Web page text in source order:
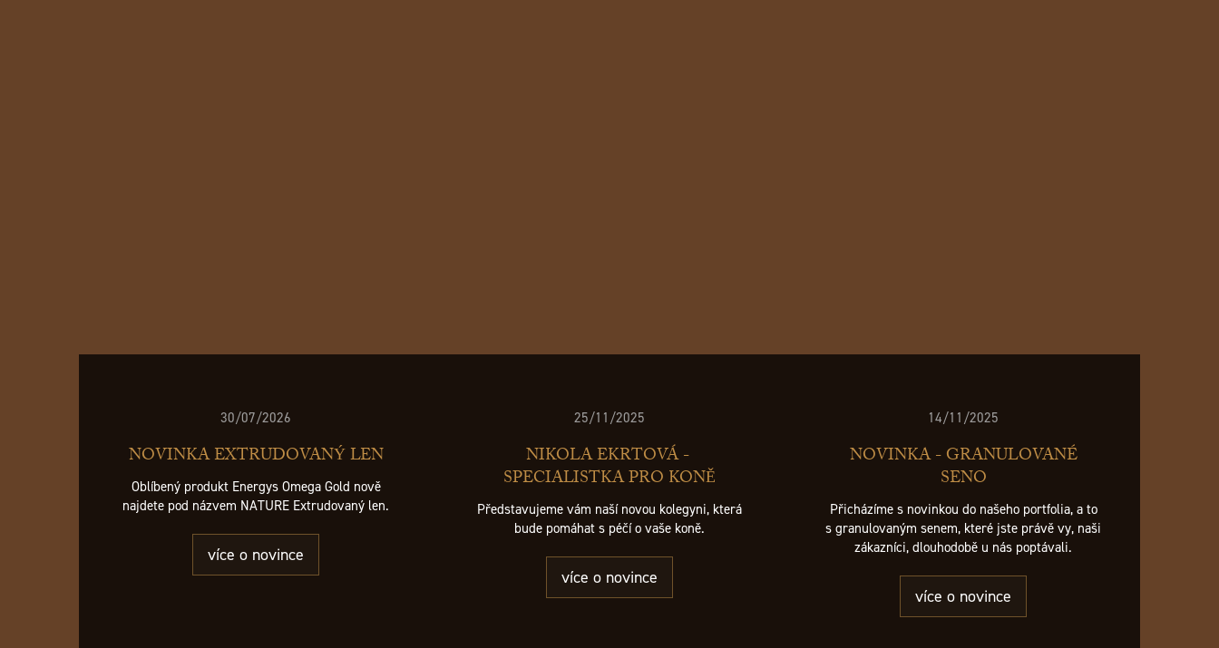
30/07/2026
NOVINKA EXTRUDOVANÝ LEN
Oblíbený produkt Energys Omega Gold nově
najdete pod názvem NATURE Extrudovaný len.
více o novince
25/11/2025
NIKOLA EKRTOVÁ -
SPECIALISTKA PRO KONĚ
Představujeme vám naší novou kolegyni, která
bude pomáhat s péčí o vaše koně.
více o novince
14/11/2025
NOVINKA - GRANULOVANÉ
SENO
Přicházíme s novinkou do našeho portfolia, a to
s granulovaným senem, které jste právě vy, naši
zákazníci, dlouhodobě u nás poptávali.
více o novince